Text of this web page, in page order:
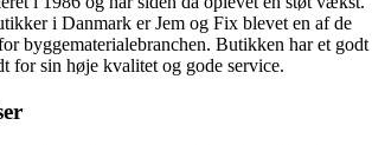
i Danmark er Jem og Fix blevet en af de
byggematerialebranchen. Butikken har et godt
for sin høje kvalitet og gode service.